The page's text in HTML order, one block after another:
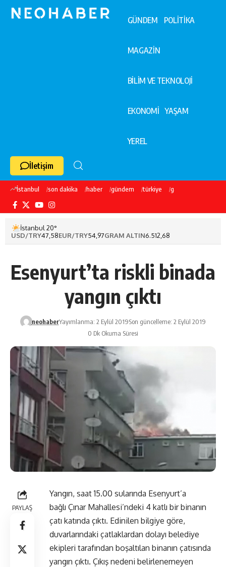
GÜNDEM POLİTİKA
MAGAZİN
BİLİM VE TEKNOLOJİ
EKONOMİ YAŞAM
YEREL
İletişim
İstanbul son dakika haber gündem türkiye galatasaray
İstanbul 20°
USD/TRY47,58EUR/TRY54,97GRAM ALTIN6.512,68
Esenyurt’ta riskli binada
yangın çıktı
neohaberYayımlanma: 2 Eylül 2019Son güncelleme: 2 Eylül 2019
0 Dk Okuma Süresi
PAYLAŞ
Yangın, saat 15.00 sularında Esenyurt’a
bağlı Çınar Mahallesi’ndeki 4 katlı bir binanın
çatı katında çıktı. Edinilen bilgiye göre,
duvarlarındaki çatlaklardan dolayı belediye
ekipleri tarafından boşaltılan binanın çatısında
yangın çıktı. Çıkış nedeni belirlenemeyen